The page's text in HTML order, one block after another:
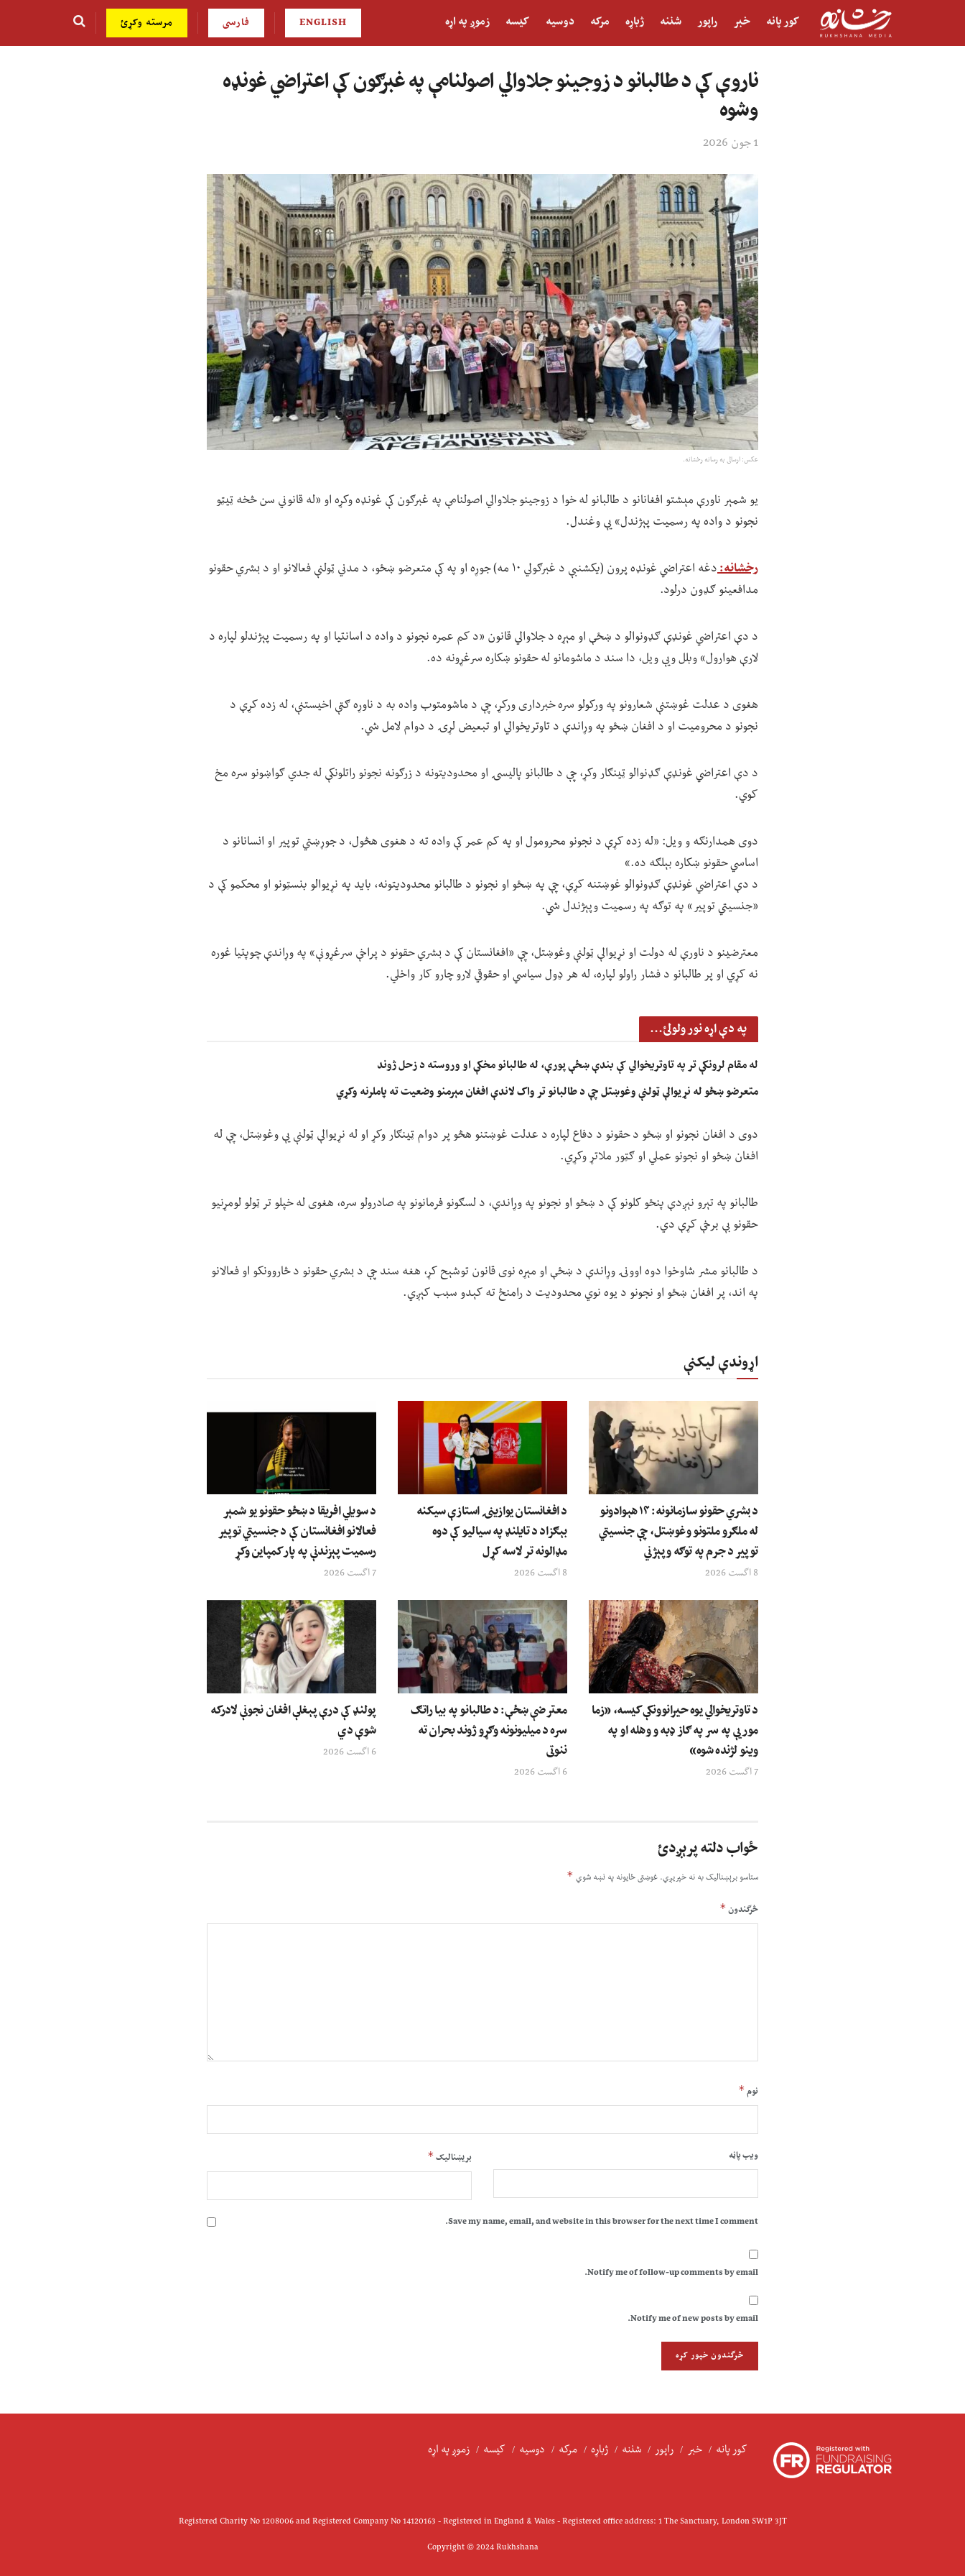
کور پانه خبر راپور شننه ژباړه مرکه دوسیه کیسه زموږ په اړه ENGLISH فارسی مرسته وکړئ
ناروې کې د طالبانو د زوجینو جلاوالي اصولنامې په غبرګون کې اعتراضي غونډه
وشوه
1 جون 2026
عکس: ارسالی به رسانه رخشانه.
یو شمېر ناورې مېشتو افغانانو د طالبانو له خوا د زوجینو جلاوالي اصولنامې په غبرګون کې غونډه وکړه او «له قانوني سن څخه ټیټو
نجونو د واده په رسمیت پېژندل» یې وغندل.
رخشانه:
دغه اعتراضي غونډه پرون (یکشنبې د غبرګولي ۱۰ مه) جوړه او په کې متعرضو ښځو، د مدني ټولنې فعالانو او د بشري حقونو
مدافعینو ګډون درلود.
د دې اعتراضي غونډې ګډونوالو د ښځې او مېړه د جلاوالي قانون «د کم عمره نجونو د واده د اسانتیا او په رسمیت پېژندلو لپاره د
لارې هوارول» وبلل ویې ویل، دا سند د ماشومانو له حقونو ښکاره سرغړونه ده.
هغوی د عدلت غوښتنې شعارونو په ورکولو سره خبرداری ورکړ، چې د ماشومتوب واده به د ناوړه ګټې اخیستنې، له زده کړې د
نجونو د محرومیت او د افغان ښځو په وړاندې د تاوتریخوالي او تبعیض لړۍ د دوام لامل شي.
د دې اعتراضي غونډې ګډنوالو ټینګار وکړ، چې د طالبانو پالیسۍ او محدودیتونه د زرګونه نجونو راتلونکې له جدي ګواښونو سره مخ
کوي.
دوی همدارنګه و ویل: «له زده کړې د نجونو محرومول او په کم عمر کې واده ته د هغوی هڅول، د جوړښتي توپیر او انسانانو د
اساسي حقونو ښکاره بېلګه ده.»
د دې اعتراضي غونډې ګډونوالو غوښتنه کړې، چې په ښځو او نجونو د طالبانو محدودیتونه، باید په نړیوالو بنسټونو او محکمو کې د
«جنسیتي توپير» په توګه په رسمیت وپېژندل شي.
معترضینو د ناورې له دولت او نړیوالې ټولنې وغوښتل، چې «افغانستان کې د بشري حقونو د پراخې سرغړونې» په وړاندې چوپتیا غوره
نه کړي او پر طالبانو د فشار راولو لپاره، له هر ډول سیاسي او حقوقي لارو چارو کار واخلي.
په دې اړه نور ولولئ...
له مقام لرونکې تر په تاوتریخوالي کې بندې ښځې پورې، له طالبانو مخکې او وروسته د زحل ژوند
متعرضو ښځو له نړیوالې ټولنې وغوښتل چې د طالبانو تر واک لاندې افغان مېرمنو وضعیت ته پاملرنه وکړي
دوی د افغان نجونو او ښځو د حقونو د دفاع لپاره د عدلت غوښتنو هڅو پر دوام ټينګار وکړ او له نړیوالې ټولنې یې وغوښتل، چې له
افغان ښځو او نجونو عملي او ګټور ملاتړ وکړي.
طالبانو په تېرو نېږدې پنځو کلونو کې د ښځو او نجونو په وړاندې، د لسګونو فرمانونو په صادرولو سره، هغوی له خپلو تر ټولو لومړنیو
حقونو بې برخې کړې دي.
د طالبانو مشر شاوخوا دوه اوونۍ وړاندې د ښځې او مېړه نوی قانون توشېح کړ، هغه سند چې د بشري حقونو د څاروونکو او فعالانو
په اند، پر افغان ښځو او نجونو د یوه نوي محدودیت د رامنځ ته کېدو سبب کېږي.
اړوندې لیکنې
د بشري حقونو سازمانونه: ۱۴ هېوادونو
له ملګرو ملتونو وغوښتل، چې جنسیتي
توپير د جرم په توګه وپېژني
8 اگست 2026
د افغانستان یوازینۍ استازې سیکنه
بېګزاد د تایلنډ په سیالیو کې دوه
مډالونه تر لاسه کړل
8 اگست 2026
د سویلي افریقا د ښځو حقونو یو شمېر
فعالانو افغانستان کې د جنسیتي توپیر
رسمیت پېزندنې په پار کمپاین وکړ
7 اگست 2026
د تاوتریخوالي یوه حیرانوونکې کیسه، «زما
مور یې په سر په ګاز ډبه و وهله او په
وینو لژنده شوه»
7 اگست 2026
معترضې ښځې: د طالبانو په بیا راتګ
سره د میلیونونه وګړو ژوند بحران ته
ننوتی
6 اگست 2026
پولنډ کې درې پېغلې افغان نجونې لادرکه
شوې دي
6 اگست 2026
ځواب دلته پرېږدئ
ستاسو برېښناليک به نه خپريږي.غوښتى ځایونه په نښه شوي *
څرگندون*
نوم*
بریښنالیک* ویب پاڼه
Save my name, email, and website in this browser for the next time I comment.
Notify me of follow-up comments by email.
Notify me of new posts by email.
کور پانه خبر راپور شننه ژباړه مرکه دوسیه کیسه زموږ په اړه
Registered Charity No 1208006 and Registered Company No 14120163 - Registered in England & Wales - Registered office address: 1 The Sanctuary, London SW1P 3JT
Copyright © 2024 Rukhshana